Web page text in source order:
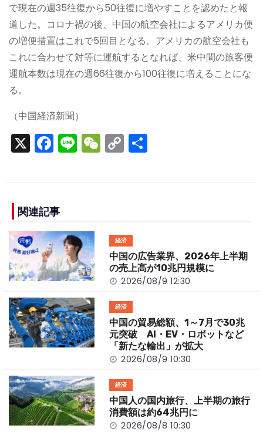
で現在の週35往復から50往復に増やすことを認めたと報
道した。コロナ禍の後、中国の航空会社によるアメリカ便
の増便措置はこれで5回目となる。アメリカの航空会社も
これに合わせて対等に運航するとなれば、米中間の旅客便
運航本数は現在の週66往復から100往復に増えることにな
る。
（中国経済新聞）
X F
a
e
b
o
o
k
Li
n
W
e
C
o
n
k
関連記事
経済
中国の広告業界、2026年上半期
の売上高が10兆円規模に
2026/08/9 12:30
経済
中国の貿易総額、1～7月で30兆
元突破 AI・EV・ロボットなど
「新たな輸出」が拡大
2026/08/9 10:30
経済
中国人の国内旅行、上半期の旅行
消費額は約64兆円に
2026/08/8 10:30